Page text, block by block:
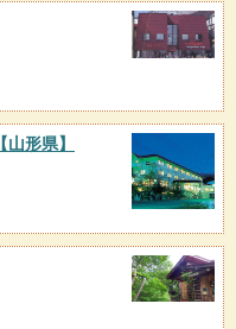
【山形県】